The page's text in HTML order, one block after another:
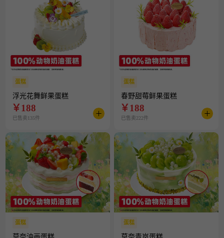
蛋糕
浮光花舞鲜果蛋糕
￥188
已售卖135件
蛋糕
春野甜莓鲜果蛋糕
￥188
已售卖222件
蛋糕 蛋糕